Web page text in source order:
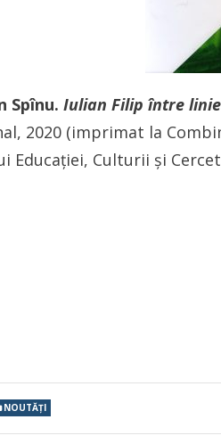
Spînu. Iulian Filip între
2020 (imprimat la
Educației, Culturii și
NOUTĂȚI